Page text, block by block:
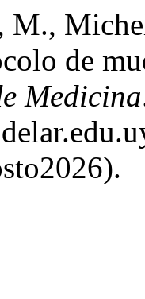
M.,
de
Medicina